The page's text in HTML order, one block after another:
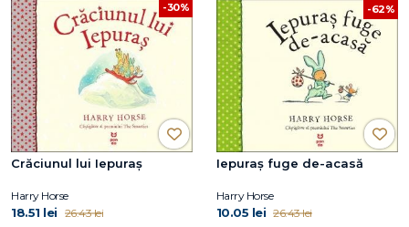
-30%
Crăciunul lui Iepuraș
Harry Horse
18.51 lei 26.43 lei
-62%
Iepuraș fuge de-acasă
Harry Horse
10.05 lei 26.43 lei